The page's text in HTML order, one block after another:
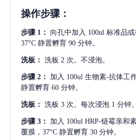
操作步骤：
步骤 1： 向孔中加入 100ul 标准品
37°C 静置孵育 90 分钟。
洗板： 洗板 2 次。不浸泡。
步骤 2： 加入 100ul 生物素-抗体工
静置孵育 60 分钟。
洗板： 洗板 3 次。每次浸泡 1 分钟。
步骤 3： 加入 100ul HRP-链霉亲和
覆膜，37°C 静置孵育 30 分钟。